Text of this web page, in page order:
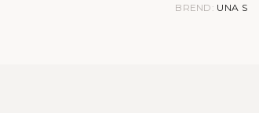
BREND: UNA S